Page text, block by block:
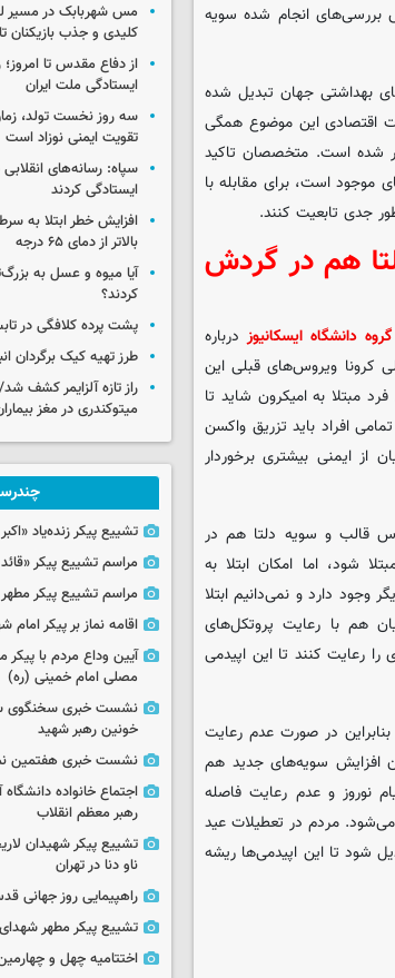
بررسی‌های انجام شده سویه
چالش‌های بهداشتی جهان تبدیل شده
اقتصادی این موضوع همگی
شده است. متخصصان تاکید
موجود است، برای مقابله با
جدی تابعیت کنند.
هم در گردش
دانشگاه ایسکانیوزدرباره
کرونا ویروس‌های قبلی این
مبتلا به امیکرون شاید تا
افراد باید تزریق واکسن
از ایمنی بیشتری برخوردار
قالب و سویه دلتا هم در
شود، اما امکان ابتلا به
دارد و نمی‌دانیم ابتلا
هم با رعایت پروتکل‌های
رعایت کنند تا این اپیدمی
در صورت عدم رعایت
افزایش سویه‌های جدید هم
نوروز و عدم رعایت فاصله
می‌شود. مردم در تعطیلات عید
شود تا این اپیدمی‌ها ریشه
مس شهربابک در مسیر
کلیدی و جذب بازیکنان
از دفاع مقدس تا
ایستادگی ملت ایران
سه روز نخست تولد،
تقویت ایمنی نوزاد است
سپاه: رسانه‌های
ایستادگی کردند
افزایش خطر ابتلا به
بالاتر از دمای ۶۵ درجه
آیا میوه و عسل به
کردند؟
پشت پرده کلافگی در
طرز تهیه کیک برگردان
راز تازه آلزایمر کشف
میتوکندری در مغز
تشییع پیکر زنده‌یاد
مراسم تشییع پیکر
مراسم تشییع پیکر
اقامه نماز بر پیکر
آیین وداع مردم با پیکر
مصلی امام خمینی (ره)
نشست خبری سخنگوی
خونین رهبر شهید
نشست خبری هفتمین
اجتماع خانواده
رهبر معظم انقلاب
تشییع پیکر شهیدان
ناو دنا در تهران
راهپیمایی روز جهانی
تشییع پیکر مطهر
اختتامیه چهل و